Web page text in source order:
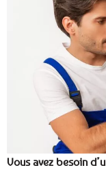
Vous avez besoin